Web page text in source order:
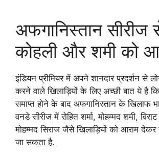
अफगानिस्तान सीरीज
कोहली और शमी को
इंडियन प्रीमियर में अपने शानदार प्रदर्शन से
करने वाले खिलाड़ियों के लिए अच्छी बात ये है
समाप्त होने के बाद अफगानिस्तान के खिलाफ
वनडे सीरीज में रोहित शर्मा, मोहम्मद शमी,
मोहम्मद सिराज जैसे खिलाड़ियों को आराम देकर
जा सकता है.